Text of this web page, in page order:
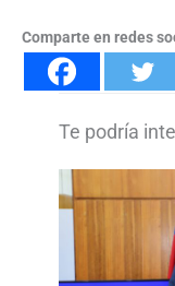
Comparte en redes